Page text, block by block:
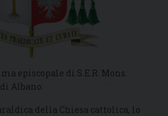
episcopale di S.E.R. Mons.
Albano:
della Chiesa cattolica, lo